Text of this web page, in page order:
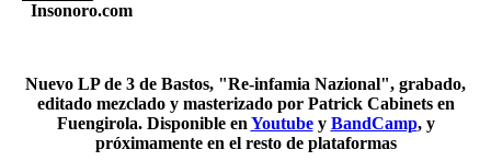
Insonoro.com
Nuevo LP de 3 de Bastos, "Re-infamia Nazional", grabado,
editado mezclado y masterizado por Patrick Cabinets en
Fuengirola. Disponible en Youtubey BandCamp, y
próximamente en el resto de plataformas